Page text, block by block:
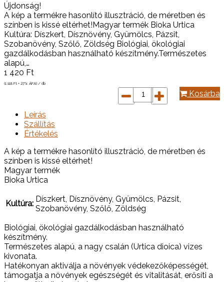
Újdonság!
A kép a termékre hasonlító illusztráció, de méretben és
színben is kissé eltérhet!Magyar termék Bioka Urtica
Kultúra: Díszkert, Dísznövény, Gyümölcs, Pázsit,
Szobanövény, Szőlő, Zöldség Biológiai, ökológiai
gazdálkodásban használható készítmény.Természetes
alapú,…
1 420 Ft
(1 118 Ft + 27% ÁFA) / db
Kosárba
Leírás
Szállítás
Értékelés
A kép a termékre hasonlító illusztráció, de méretben és
színben is kissé eltérhet!
Magyar termék
Bioka Urtica
Kultúra: Díszkert, Dísznövény, Gyümölcs, Pázsit,
Szobanövény, Szőlő, Zöldség
Biológiai, ökológiai gazdálkodásban használható
készítmény.
Természetes alapú, a nagy csalán (Urtica dioica) vizes
kivonata.
Hatékonyan aktiválja a növények védekezőképességét,
támogatja a növények egészségét és vitalitását, erősíti a